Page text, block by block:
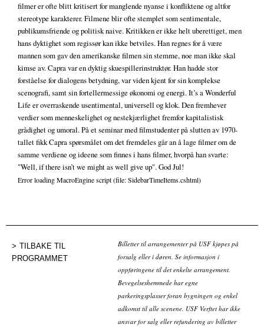
filmer er ofte blitt kritisert for manglende nyanse i konfliktene og altfor
stereotype karakterer. Filmene blir ofte stemplet som sentimentale,
publikumsfriende og politisk naive. Kritikken er ikke helt uberettiget, men
hans dyktighet som regissør kan ikke betviles. Han regnes for å være
mannen som gav den amerikanske filmen sin stemme, noe man ikke skal
kimse av. Capra var en dyktig skuespillerinstruktør. Han hadde stor
forståelse for dialogens betydning, var viden kjent for sin komplekse
scenografi, samt sin fortellermessige økonomi og energi. It’s a Wonderful
Life er overraskende usentimental, universell og klok. Den fremhever
verdier som menneskelighet og nestekjærlighet fremfor kapitalistisk
grådighet og umoral. På et seminar med filmstudenter på slutten av 1970-
tallet fikk Capra spørsmålet om det fremdeles går an å lage filmer om de
samme verdiene og ideene som finnes i hans filmer, hvorpå han svarte:
"Well, if there isn’t we might as well give up". God Jul!
Error loading MacroEngine script (file: SidebarTimeItems.cshtml)
TILBAKE TIL
PROGRAMMET
Billetter til arrangementer på USF kjøpes på
forsalg eller i døren. Se informasjon i
oppføringene til det enkelte arrangement.
Bevegelseshemmede har egne
parkeringsplasser foran bygningen og enkel
adkomst til alle scenene. USF Verftet har ikke
ansvar for salg eller refundering av billetter